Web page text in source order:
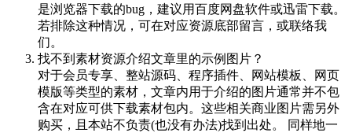
是浏览器下载的bug，建议用百度网盘软件或迅雷下载。
若排除这种情况，可在对应资源底部留言，或联络我
们。
找不到素材资源介绍文章里的示例图片？
对于会员专享、整站源码、程序插件、网站模板、网页
模版等类型的素材，文章内用于介绍的图片通常并不包
含在对应可供下载素材包内。这些相关商业图片需另外
购买，且本站不负责(也没有办法)找到出处。 同样地一